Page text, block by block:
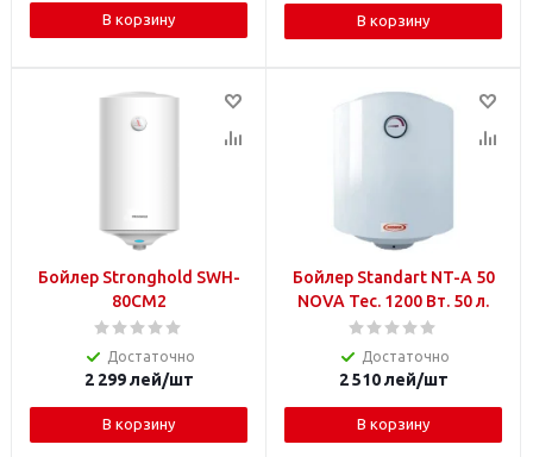
В корзину В корзину
Бойлер Stronghold SWH-
80CM2
Достаточно
2 299лей/шт
В корзину
Бойлер Standart NT-A 50
NOVA Tec. 1200 Вт. 50 л.
Достаточно
2 510лей/шт
В корзину